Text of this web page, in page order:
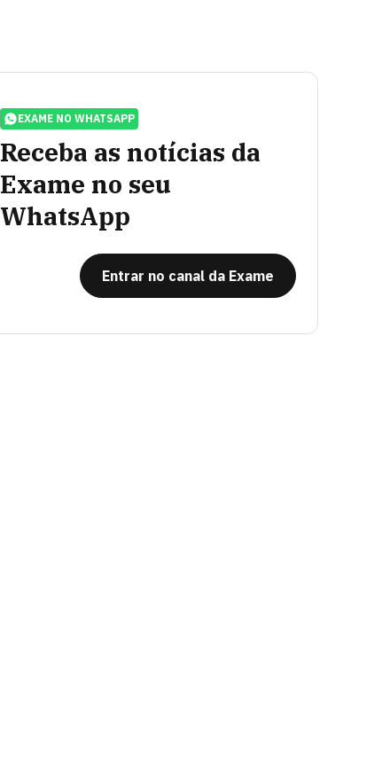
EXAME NO WHATSAPP
Receba as notícias da
Exame no seu
WhatsApp
Entrar no canal da Exame